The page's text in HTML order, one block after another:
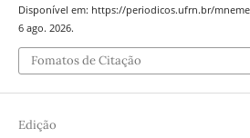
Disponível em: https://periodicos.ufrn.br/
6 ago. 2026.
Fomatos de Citação
Edição